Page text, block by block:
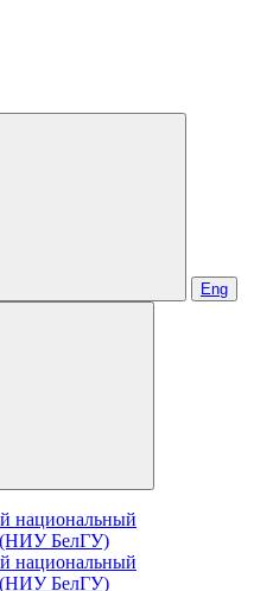
Eng